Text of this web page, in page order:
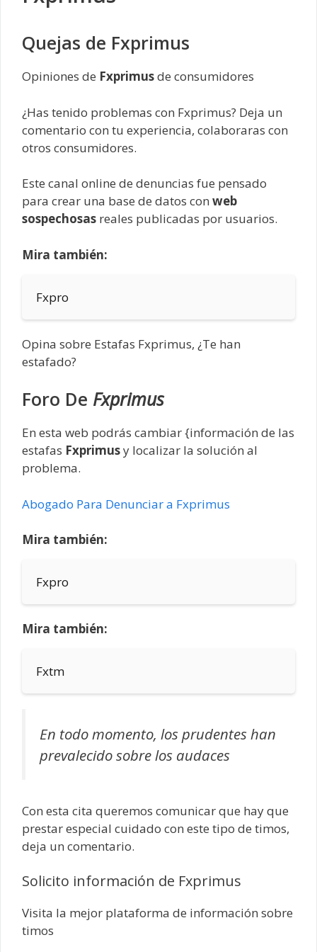
Quejas de Fxprimus
Opiniones de Fxprimusde consumidores
¿Has tenido problemas con Fxprimus? Deja un
comentario con tu experiencia, colaboraras con
otros consumidores.
Este canal online de denuncias fue pensado
para crear una base de datos con web
sospechosas reales publicadas por usuarios.
Mira también:
Fxpro
Opina sobre Estafas Fxprimus, ¿Te han
estafado?
Foro De Fxprimus
En esta web podrás cambiar {información de las
estafas Fxprimusy localizar la solución al
problema.
Abogado Para Denunciar a Fxprimus
Mira también:
Fxpro
Mira también:
Fxtm
En todo momento, los prudentes han
prevalecido sobre los audaces
Con esta cita queremos comunicar que hay que
prestar especial cuidado con este tipo de timos,
deja un comentario.
Solicito información de Fxprimus
Visita la mejor plataforma de información sobre
timos